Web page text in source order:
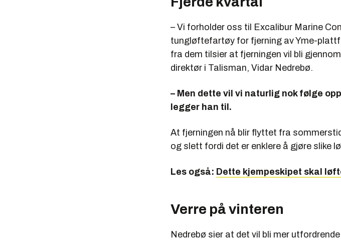
– Vi forholder oss til Excalibur Marine
tungløftefartøy for fjerning av Yme-
fra dem tilsier at fjerningen vil bli
direktør i Talisman, Vidar Nedrebø.
– Men dette vil vi naturlig nok følge
legger han til.
At fjerningen nå blir flyttet fra
og slett fordi det er enklere å gjøre slike
Les også: Dette kjempeskipet skal
Verre på vinteren
Nedrebø sier at det vil bli mer